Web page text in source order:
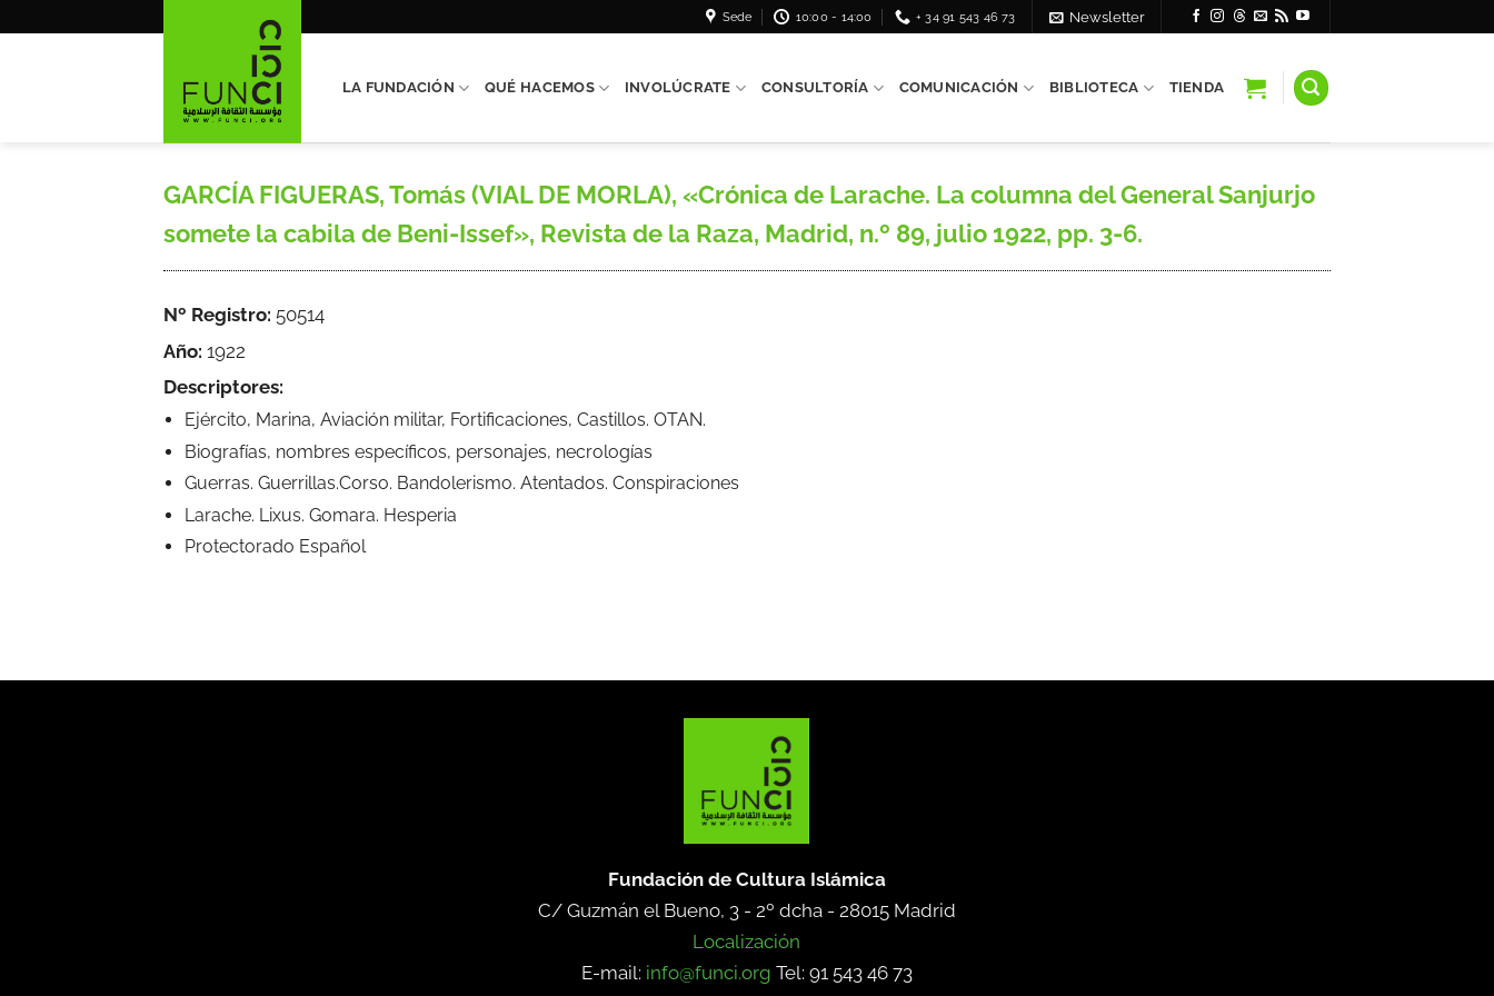
Sede 10:00 - 14:00 + 34 91 543 46 73 Newsletter
LA FUNDACIÓN QUÉ HACEMOS INVOLÚCRATE CONSULTORÍA COMUNICACIÓN BIBLIOTECA TIENDA
GARCÍA FIGUERAS, Tomás (VIAL DE MORLA), «Crónica de Larache. La columna del General Sanjurjo
somete la cabila de Beni-Issef», Revista de la Raza, Madrid, n.º 89, julio 1922, pp. 3-6.
Nº Registro: 50514
Año: 1922
Descriptores:
Ejército, Marina, Aviación militar, Fortificaciones, Castillos. OTAN.
Biografías, nombres específicos, personajes, necrologías
Guerras. Guerrillas.Corso. Bandolerismo. Atentados. Conspiraciones
Larache. Lixus. Gomara. Hesperia
Protectorado Español
Fundación de Cultura Islámica
C/ Guzmán el Bueno, 3 - 2º dcha - 28015 Madrid
Localización
E-mail: info@funci.org Tel: 91 543 46 73